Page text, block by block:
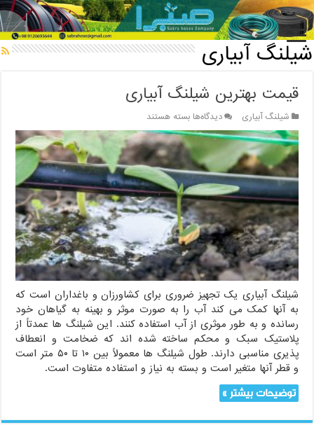
خانه / شیلنگ آبیاری
شیلنگ آبیاری
قیمت بهترین شیلنگ آبیاری
شیلنگ آبیاری دیدگاه‌هابرای
قیمت
بهترین
شیلنگ
آبیاری
بسته هستند
شیلنگ آبیاری یک تجهیز ضروری برای کشاورزان و باغداران است که
به آنها کمک می کند آب را به صورت موثر و بهینه به گیاهان خود
رسانده و به طور موثری از آب استفاده کنند. این شیلنگ ها عمدتاً از
پلاستیک سبک و محکم ساخته شده اند که ضخامت و انعطاف
پذیری مناسبی دارند. طول شیلنگ ها معمولاً بین ۱۰ تا ۵۰ متر است
و قطر آنها متغیر است و بسته به نیاز و استفاده متفاوت است.
توضیحات بیشتر »